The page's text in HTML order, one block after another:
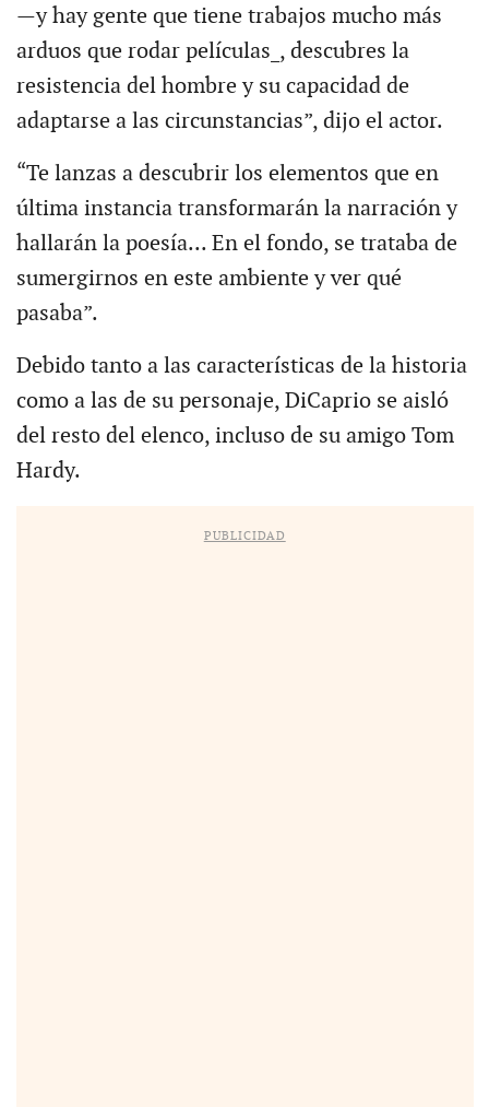
—y hay gente que tiene trabajos mucho más
arduos que rodar películas_, descubres la
resistencia del hombre y su capacidad de
adaptarse a las circunstancias”, dijo el actor.
“Te lanzas a descubrir los elementos que en
última instancia transformarán la narración y
hallarán la poesía... En el fondo, se trataba de
sumergirnos en este ambiente y ver qué
pasaba”.
Debido tanto a las características de la historia
como a las de su personaje, DiCaprio se aisló
del resto del elenco, incluso de su amigo Tom
Hardy.
PUBLICIDAD